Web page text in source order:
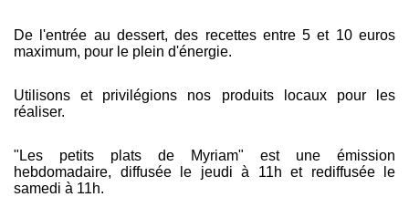
De l'entrée au dessert, des recettes entre 5 et 10 euros
maximum, pour le plein d'énergie.
Utilisons et privilégions nos produits locaux pour les
réaliser.
"Les petits plats de Myriam" est une émission
hebdomadaire, diffusée le jeudi à 11h et rediffusée le
samedi à 11h.